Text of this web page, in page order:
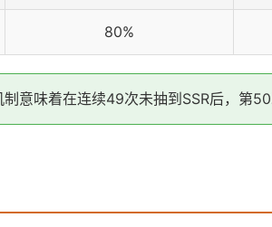
80%
意味着在连续49次未抽到SSR后，第50